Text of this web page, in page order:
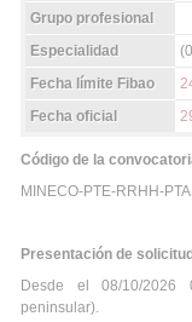
Grupo profesional
Especialidad
Fecha límite Fibao
Fecha oficial
Código de la
MINECO-PTE-RRHH-
Presentación de
Desde el 08/10/2026
peninsular).